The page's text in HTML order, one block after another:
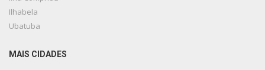
Ilhabela
Ubatuba
MAIS CIDADES